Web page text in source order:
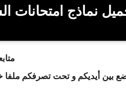
نماذج امتحانات
بين أيديكم و تحت تصرفكم ملفا